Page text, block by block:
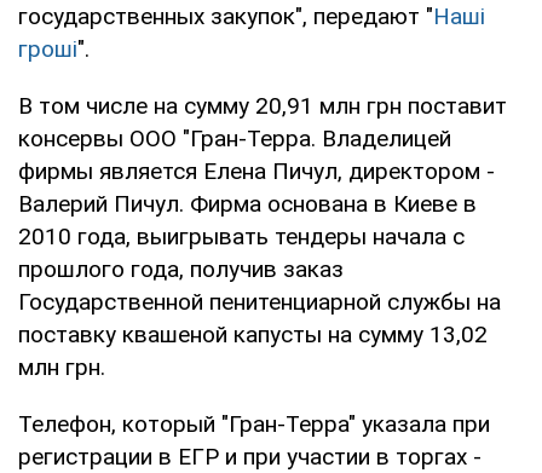
государственных закупок", передают "Наші
гроші".
В том числе на сумму 20,91 млн грн поставит
консервы ООО "Гран-Терра. Владелицей
фирмы является Елена Пичул, директором -
Валерий Пичул. Фирма основана в Киеве в
2010 года, выигрывать тендеры начала с
прошлого года, получив заказ
Государственной пенитенциарной службы на
поставку квашеной капусты на сумму 13,02
млн грн.
Телефон, который "Гран-Терра" указала при
регистрации в ЕГР и при участии в торгах -